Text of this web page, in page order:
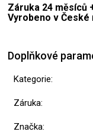
Záruka 24 měsíců
Vyrobeno v České
Doplňkové
Kategorie:
Záruka:
Značka: